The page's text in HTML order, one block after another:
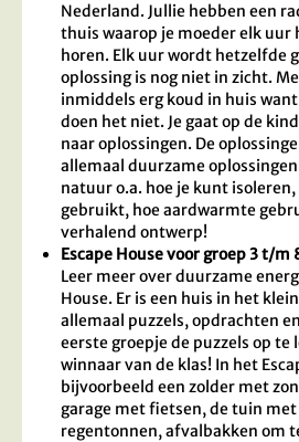
Nederland. Jullie hebben een
thuis waarop je moeder elk uur
horen. Elk uur wordt hetzelfde
oplossing is nog niet in zicht.
inmiddels erg koud in huis
doen het niet. Je gaat op de
naar oplossingen. De
allemaal duurzame
natuur o.a. hoe je kunt
gebruikt, hoe aardwarmte
verhalend ontwerp!
Escape House voor groep 3 t/m
Leer meer over duurzame
House. Er is een huis in het
allemaal puzzels, opdrachten
eerste groepje de puzzels op te
winnaar van de klas! In het
bijvoorbeeld een zolder met
garage met fietsen, de tuin
regentonnen, afvalbakken om